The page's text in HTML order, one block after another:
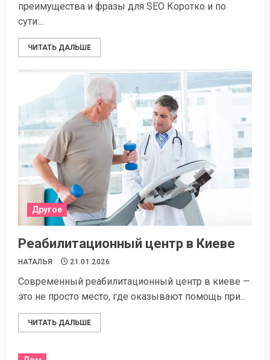
преимущества и фразы для SEO Коротко и по
сути:...
ЧИТАТЬ ДАЛЬШЕ
Другое
Реабилитационный центр в Киеве
НАТАЛЬЯ 21.01.2026
Современный реабилитационный центр в киеве —
это не просто место, где оказывают помощь при...
ЧИТАТЬ ДАЛЬШЕ